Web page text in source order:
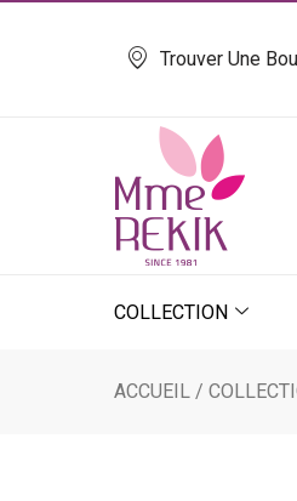
Trouver Une
COLLECTION
ACCUEIL /